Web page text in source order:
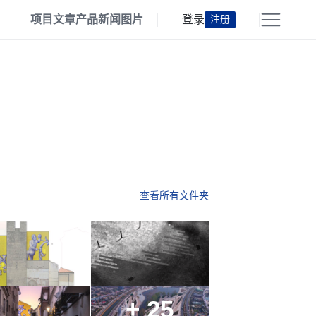
项目文章产品新闻 图片 登录 注册
查看所有文件夹
+ 25